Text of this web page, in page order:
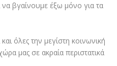
να βγαίνουμε έξω μόνο για τα
όλες την μεγίστη κοινωνική
μας σε ακραία περιστατικά